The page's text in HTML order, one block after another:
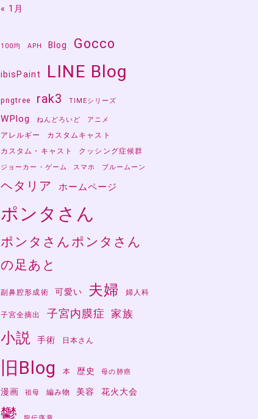
« 1月
100均 APH Blog Gocco
ibisPaint LINE Blog
pngtree rak3 TIMEシリーズ
WPlog ねんどろいど アニメ
アレルギー
カスタムキャスト
カスタム・キャスト
クッシング症候群
ジョーカー・ゲーム スマホ ブルームーン
ヘタリア ホームページ
ポンタさん
ポンタさんポンタさん
の足あと
副鼻腔形成術 可愛い 夫婦 婦人科
子宮全摘出 子宮内膜症 家族
小説 手術 日本さん
旧Blog 本 歴史 母の肺癌
漫画 祖母 編み物 美容 花火大会
鬱